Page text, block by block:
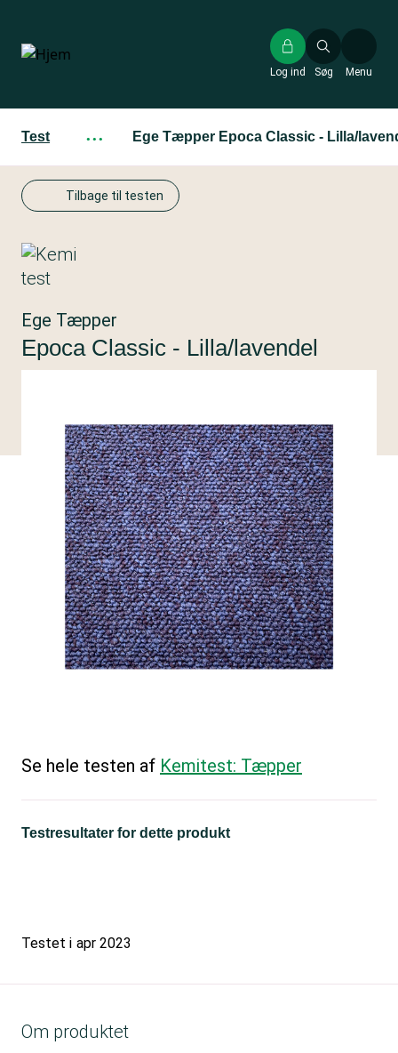
hovedindhold
Søg
Log ind Menu
Test ··· Ege Tæpper Epoca Classic - Lilla/
Tilbage til testen
Ege Tæpper
Epoca Classic - Lilla/lavendel
Se hele testen af Kemitest: Tæpper
Testresultater for dette produkt
Testet i apr 2023
Om produktet